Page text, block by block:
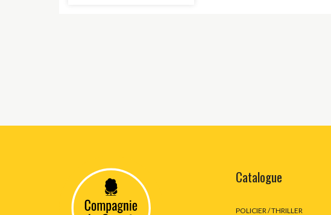
MÉTHODE DE LANGUE
Catalogue
POLICIER / THRILLER